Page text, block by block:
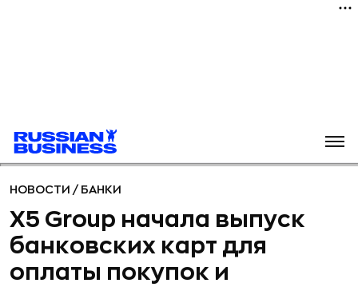
НОВОСТИ / БАНКИ
Х5 Group начала выпуск
банковских карт для
оплаты покупок и